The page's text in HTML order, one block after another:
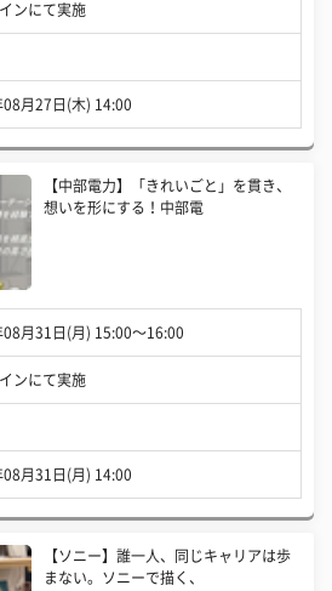
ンにて実施
月27日(木) 14:00
【中部電力】「きれいごと」を貫き、
想いを形にする！中部電
月31日(月) 15:00〜16:00
ンにて実施
月31日(月) 14:00
【ソニー】誰一人、同じキャリアは歩
まない。ソニーで描く、